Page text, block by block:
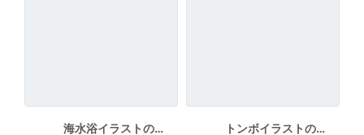
海水浴イラストの爽やかな暑中見舞い
トンボイラストのシンプルな暑中見舞い